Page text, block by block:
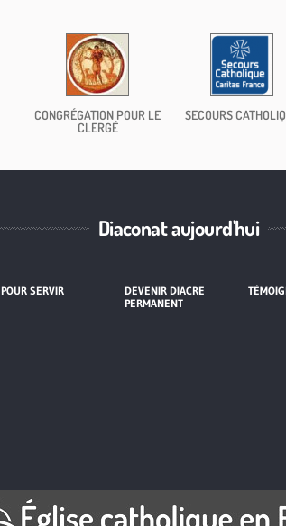
CONGRÉGATION POUR LE
CLERGÉ
SECOURS
Diaconat aujourd'hui
POUR SERVIR
DEVENIR DIACRE
PERMANENT